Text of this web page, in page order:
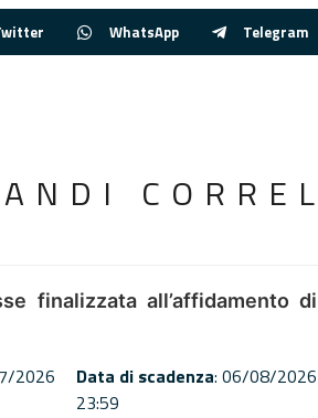
WhatsApp Telegram
finalizzata all’affidamento
2026
Data di scadenza: 06/08/2026
23:59